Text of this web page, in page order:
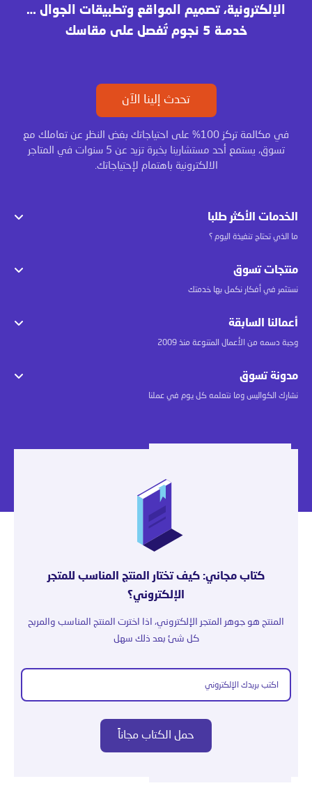
الإلكترونية، تصميم المواقع وتطبيقات الجوال …
خدمـة 5 نجوم تُفصل على مقاسك
تحدث إلينا الآن
في مكالمة تركز 100% على احتياجاتك بغض النظر عن تعاملك مع
تسوق، يستمع أحد مستشارينا بخبرة تزيد عن 5 سنوات في المتاجر
الالكترونية باهتمام لإحتياجاتك.
الخدمات الأكثر طلبا
ما الذي تحتاج تنفيذة اليوم ؟
منتجات تسوق
نستثمر في أفكار نكمل بها خدمتك
أعمالنا السابقة
وجبة دسمه من الأعمال المتنوعة منذ 2009
مدونة تسوق
نشارك الكواليس وما نتعلمه كل يوم في عملنا
كتاب مجاني: كيف تختار المنتج المناسب للمتجر
الإلكتروني؟
المنتج هو جوهر المتجر الإلكتروني، اذا اخترت المنتج المناسب والمربح
كل شئ بعد ذلك سهل